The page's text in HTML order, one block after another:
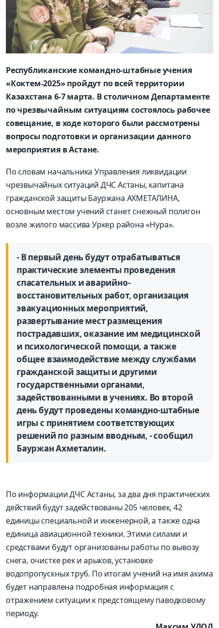
Республиканские командно-штабные учения
«Коктем-2025» пройдут по всей территории
Казахстана 6-7 марта. В столичном Департаменте
по чрезвычайным ситуациям состоялось рабочее
совещание, в ходе которого были рассмотрены
вопросы подготовки и организации данного
мероприятия в Астане.
По словам начальника Управления ликвидации
чрезвычайных ситуаций ДЧС Астаны, капитана
гражданской защиты Бауржана АХМЕТАЛИНА,
основным местом учений станет снежный полигон
возле жилого массива Уркер района «Нура».
- В первый день будут отрабатываться
практические элементы проведения
спасательных и аварийно-
восстановительных работ, организация
эвакуационных мероприятий,
развертывание мест размещения
пострадавших, оказание им медицинской
и психологической помощи, а также
общее взаимодействие между службами
гражданской защиты и другими
государственными органами,
задействованными в учениях. Во второй
день будут проведены командно-штабные
игры с принятием соответствующих
решений по разным вводным, - сообщил
Бауржан Ахметалин.
По информации ДЧС Астаны, за два дня практических
действий будут задействованы 205 человек, 42
единицы специальной и инженерной, а также одна
единица авиационной техники. Этими силами и
средствами будут организованы работы по вывозу
снега, очистке рек и арыков, установке
водопропускных труб. По итогам учений на имя акима
будет направлена подробная информация с
отражением ситуации к предстоящему паводковому
периоду.